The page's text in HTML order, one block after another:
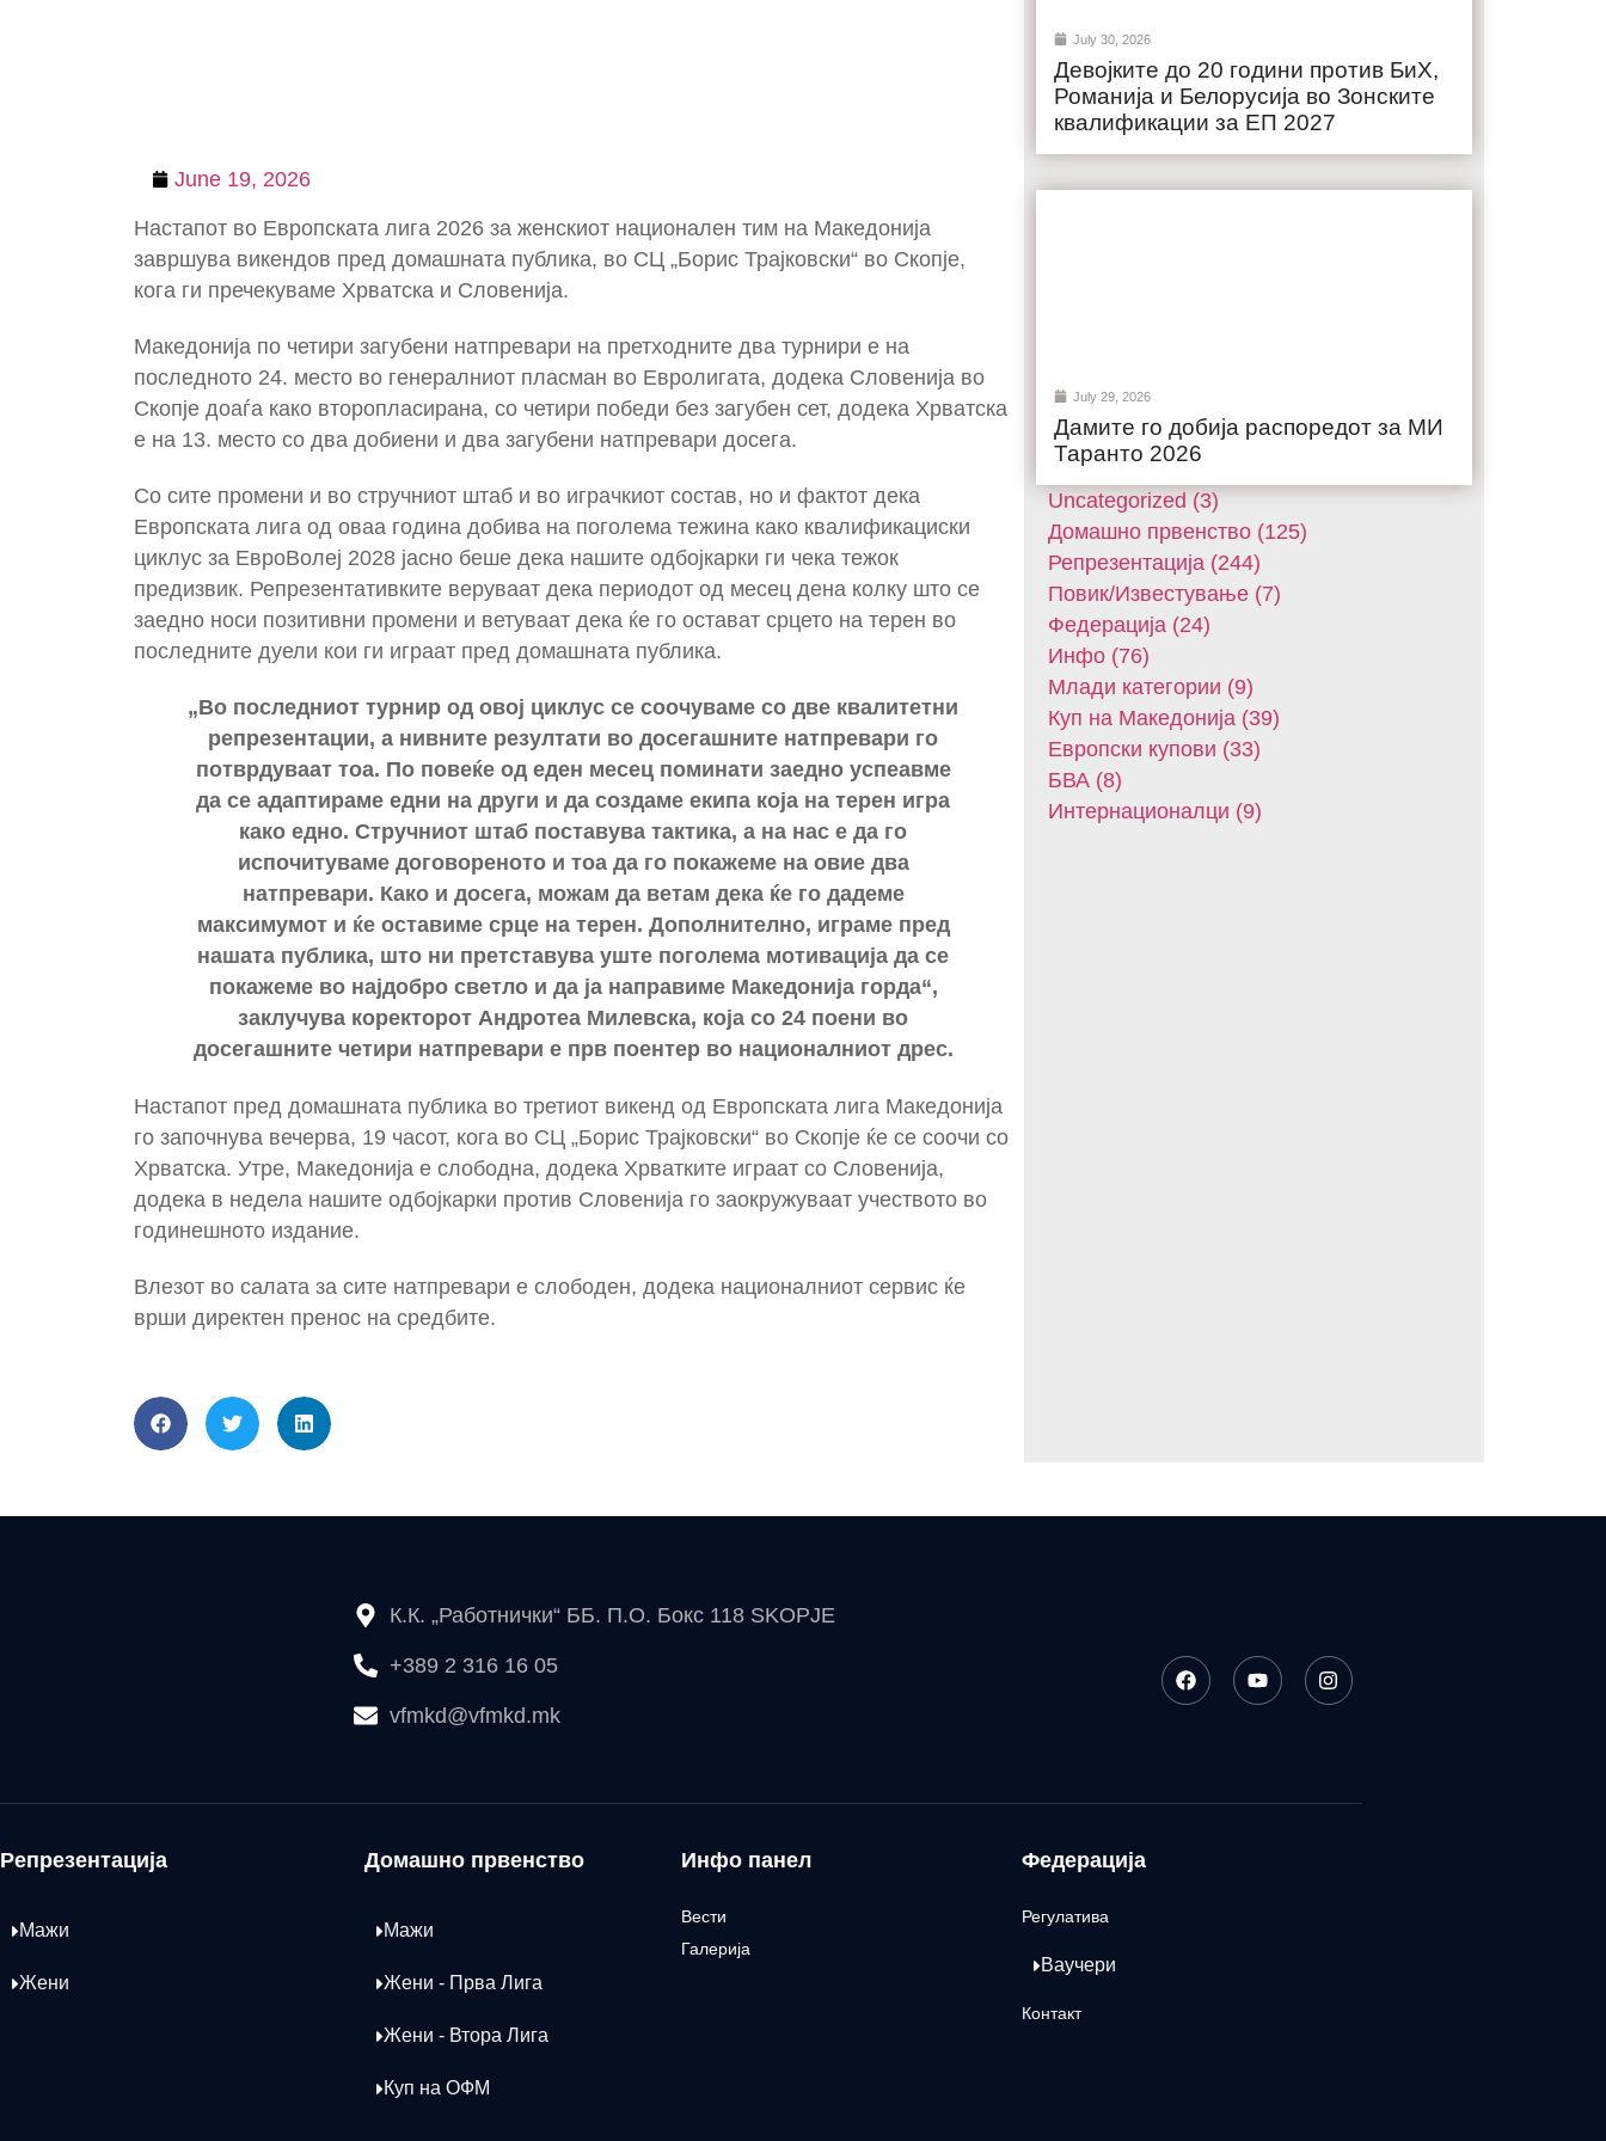
June 19, 2026
Настапот во Европската лига 2026 за женскиот национален тим на Македонија
завршува викендов пред домашната публика, во СЦ „Борис Трајковски“ во Скопје,
кога ги пречекуваме Хрватска и Словенија.
Македонија по четири загубени натпревари на претходните два турнири е на
последното 24. место во генералниот пласман во Евролигата, додека Словенија во
Скопје доаѓа како второпласирана, со четири победи без загубен сет, додека Хрватска
е на 13. место со два добиени и два загубени натпревари досега.
Со сите промени и во стручниот штаб и во играчкиот состав, но и фактот дека
Европската лига од оваа година добива на поголема тежина како квалификациски
циклус за ЕвроВолеј 2028 јасно беше дека нашите одбојкарки ги чека тежок
предизвик. Репрезентативките веруваат дека периодот од месец дена колку што се
заедно носи позитивни промени и ветуваат дека ќе го остават срцето на терен во
последните дуели кои ги играат пред домашната публика.
„Во последниот турнир од овој циклус се соочуваме со две квалитетни
репрезентации, а нивните резултати во досегашните натпревари го
потврдуваат тоа. По повеќе од еден месец поминати заедно успеавме
да се адаптираме едни на други и да создаме екипа која на терен игра
како едно. Стручниот штаб поставува тактика, а на нас е да го
испочитуваме договореното и тоа да го покажеме на овие два
натпревари. Како и досега, можам да ветам дека ќе го дадеме
максимумот и ќе оставиме срце на терен. Дополнително, играме пред
нашата публика, што ни претставува уште поголема мотивација да се
покажеме во најдобро светло и да ја направиме Македонија горда“,
заклучува коректорот Андротеа Милевска, која со 24 поени во
досегашните четири натпревари е прв поентер во националниот дрес.
Настапот пред домашната публика во третиот викенд од Европската лига Македонија
го започнува вечерва, 19 часот, кога во СЦ „Борис Трајковски“ во Скопје ќе се соочи со
Хрватска. Утре, Македонија е слободна, додека Хрватките играат со Словенија,
додека в недела нашите одбојкарки против Словенија го заокружуваат учеството во
годинешното издание.
Влезот во салата за сите натпревари е слободен, додека националниот сервис ќе
врши директен пренос на средбите.
July 30, 2026
Девојките до 20 години против БиХ,
Романија и Белорусија во Зонските
квалификации за ЕП 2027
July 29, 2026
Дамите го добија распоредот за МИ
Таранто 2026
Uncategorized (3)
Домашнo првенство (125)
Репрезентација (244)
Повик/Известување (7)
Федерација (24)
Инфо (76)
Млади категории (9)
Куп на Македонија (39)
Европски купови (33)
БВА (8)
Интернационалци (9)
К.К. „Работнички“ ББ. П.О. Бокс 118 SKOPJE
+389 2 316 16 05
vfmkd@vfmkd.mk
Репрезентација
Мажи
Жени
Домашно првенство
Мажи
Жени - Прва Лига
Жени - Втора Лига
Куп на ОФМ
Инфо панел
Вести
Галерија
Федерација
Регулатива
Ваучери
Контакт